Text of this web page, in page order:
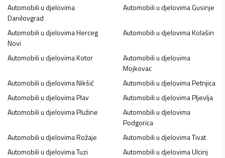
Automobili u djelovima
Danilovgrad
Automobili u djelovimaGusinje
Automobili u djelovimaHerceg
Novi
Automobili u djelovimaKolašin
Automobili u djelovimaKotor
Automobili u djelovima
Mojkovac
Automobili u djelovimaNikšić Automobili u djelovimaPetnjica
Automobili u djelovimaPlav Automobili u djelovimaPljevlja
Automobili u djelovimaPlužine
Automobili u djelovima
Podgorica
Automobili u djelovimaRožaje Automobili u djelovimaTivat
Automobili u djelovimaTuzi Automobili u djelovimaUlcinj